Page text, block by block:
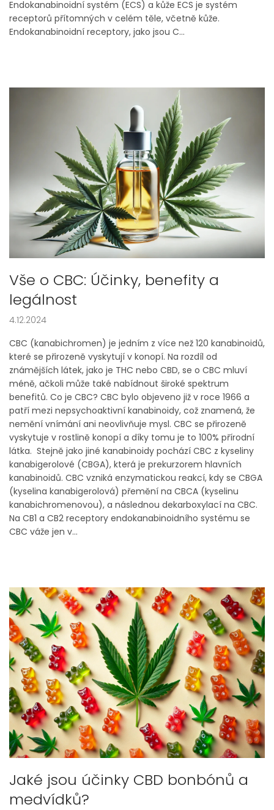
Endokanabinoidní systém (ECS) a kůže ECS je systém
receptorů přítomných v celém těle, včetně kůže.
Endokanabinoidní receptory, jako jsou C...
Vše o CBC: Účinky, benefity a
legálnost
4.12.2024
CBC (kanabichromen) je jedním z více než 120 kanabinoidů,
které se přirozeně vyskytují v konopí. Na rozdíl od
známějších látek, jako je THC nebo CBD, se o CBC mluví
méně, ačkoli může také nabídnout široké spektrum
benefitů. Co je CBC? CBC bylo objeveno již v roce 1966 a
patří mezi nepsychoaktivní kanabinoidy, což znamená, že
nemění vnímání ani neovlivňuje mysl. CBC se přirozeně
vyskytuje v rostlině konopí a díky tomu je to 100% přírodní
látka. Stejně jako jiné kanabinoidy pochází CBC z kyseliny
kanabigerolové (CBGA), která je prekurzorem hlavních
kanabinoidů. CBC vzniká enzymatickou reakcí, kdy se CBGA
(kyselina kanabigerolová) přemění na CBCA (kyselinu
kanabichromenovou), a následnou dekarboxylací na CBC.
Na CB1 a CB2 receptory endokanabinoidního systému se
CBC váže jen v...
Jaké jsou účinky CBD bonbónů a
medvídků?